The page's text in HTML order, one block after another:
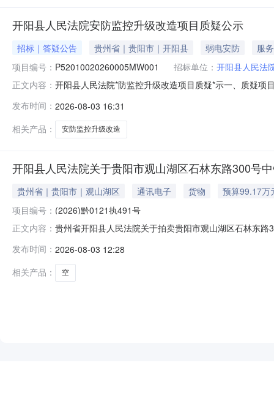
开阳县人民法院安防监控升级改造项目质疑公示
招标｜答疑公告 贵州省｜贵阳市｜开阳县 弱电安防
服务
项目编号： P52010020260005MW001 招标单位： 开阳县人民法
正文内容： 开阳县人民法院*防监控升级改造项目质疑*示一、质疑
贵阳市开阳县开州大道1号（三中小区路口）三、质疑事
品响应厂商及型号为
发布时间： 2026-08-03 16:31
相关产品：
安防监控升级改造
开阳县人民法院关于贵阳市观山湖区石林东路300号
贵州省｜贵阳市｜观山湖区 通讯电子 货物
预算99.17万
项目编号： (2026)黔0121执491号
正文内容： 贵州省开阳县人民法院关于拍卖贵阳市观山湖区石林东
查封财产，将依法追究其相应违法责任（刑事责任或民
款支付方式等内容，充分了解
发布时间： 2026-08-03 12:28
相关产品：
空